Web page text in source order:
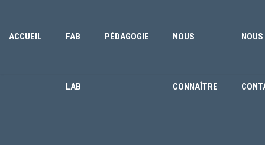
ACCUEIL FAB
LAB
PÉDAGOGIE NOUS
CONNAÎTRE
NOUS